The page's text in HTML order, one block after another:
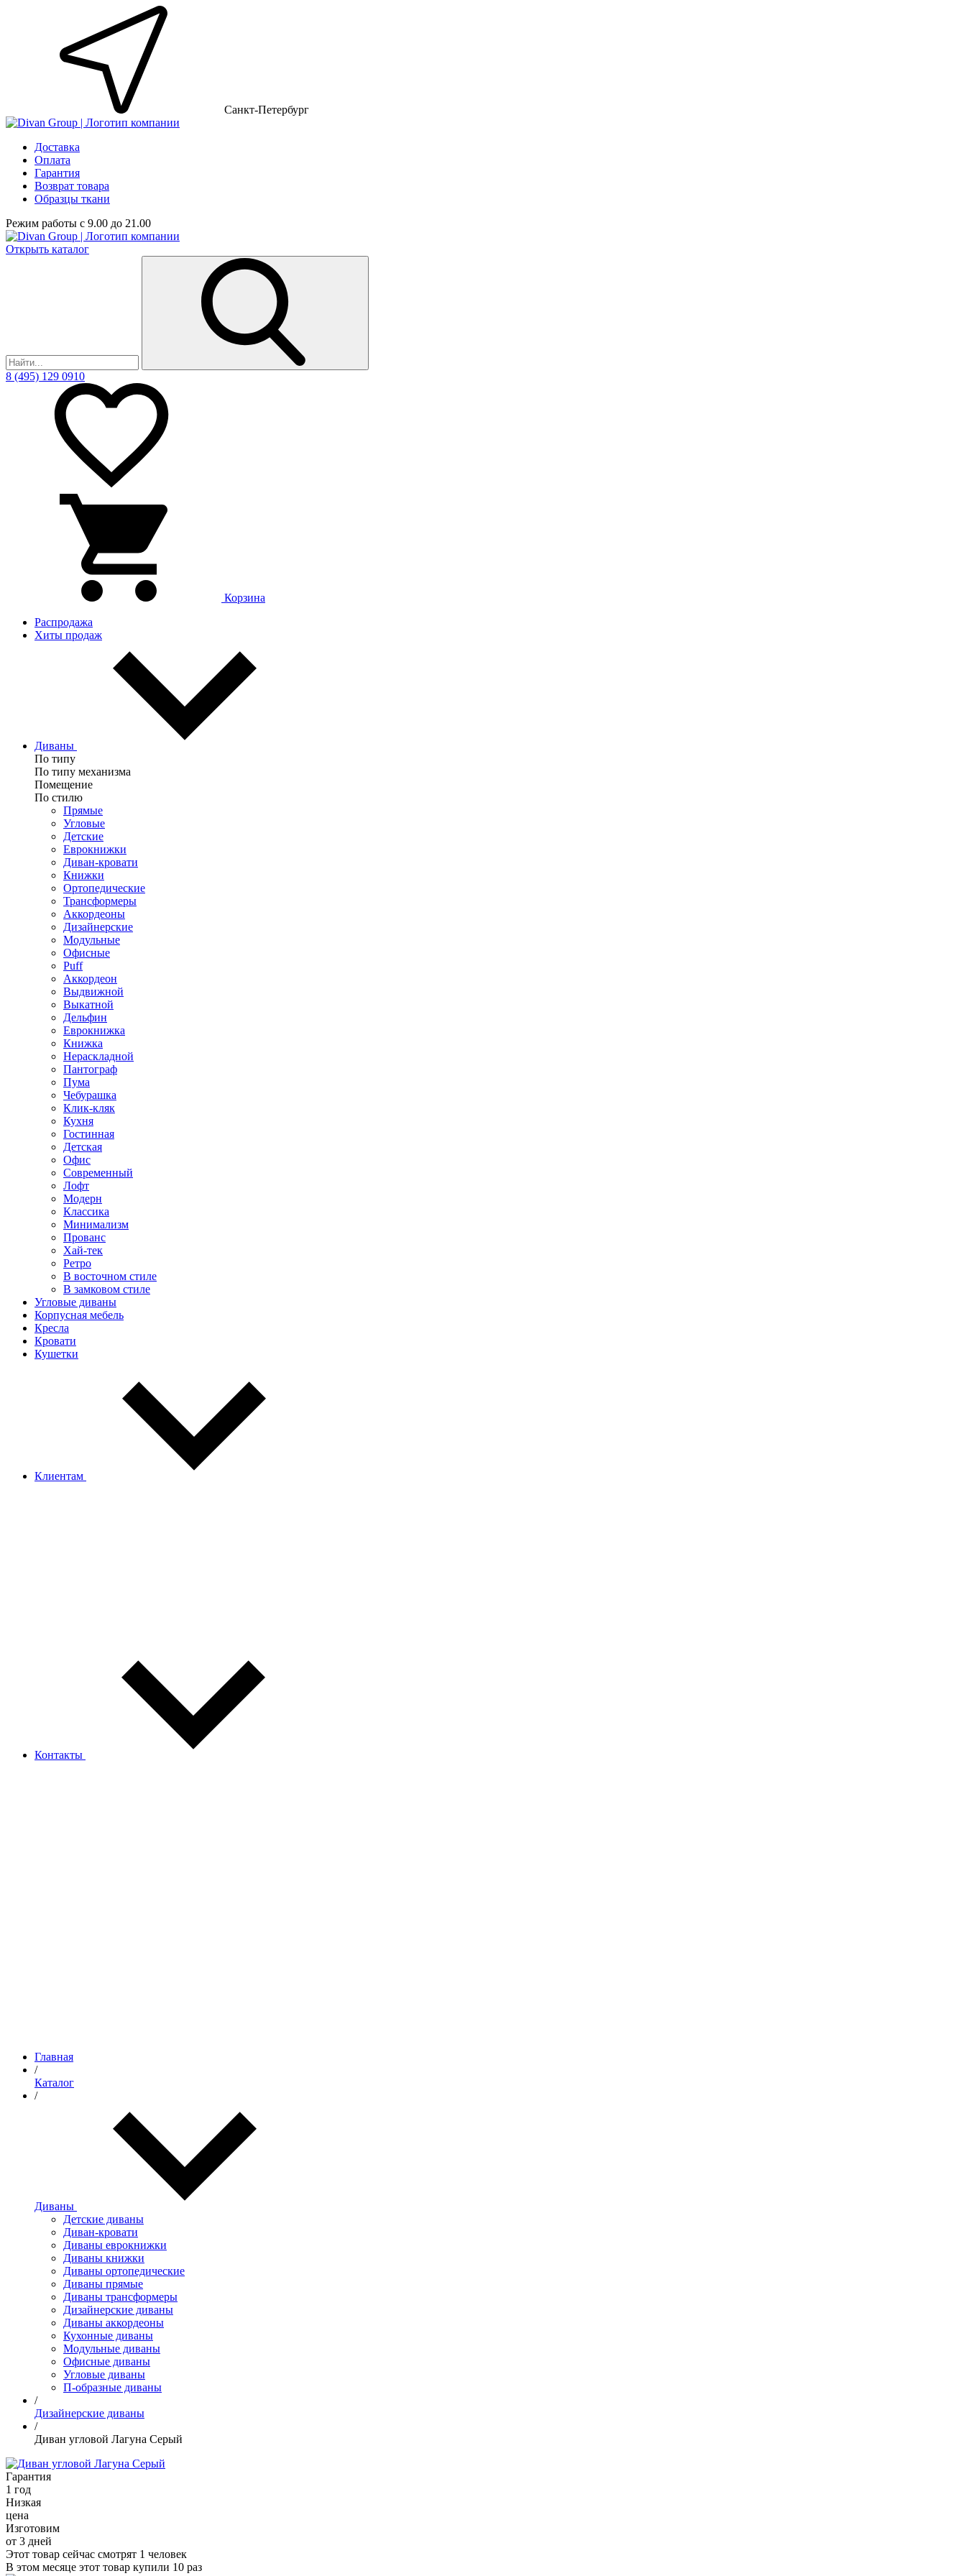
Санкт-Петербург
Доставка
Оплата
Гарантия
Возврат товара
Образцы ткани
Режим работы с 9.00 до 21.00
Открыть каталог
8 (495) 129 0910
Корзина
Распродажа
Хиты продаж
Диваны
По типу
По типу механизма
Помещение
По стилю
Прямые
Угловые
Детские
Еврокнижки
Диван-кровати
Книжки
Ортопедические
Трансформеры
Аккордеоны
Дизайнерские
Модульные
Офисные
Puff
Аккордеон
Выдвижной
Выкатной
Дельфин
Еврокнижка
Книжка
Нераскладной
Пантограф
Пума
Чебурашка
Клик-кляк
Кухня
Гостинная
Детская
Офис
Современный
Лофт
Модерн
Классика
Минимализм
Прованс
Хай-тек
Ретро
В восточном стиле
В замковом стиле
Угловые диваны
Корпусная мебель
Кресла
Кровати
Кушетки
Клиентам
Контакты
Главная
/
Каталог
/
Диваны
Детские диваны
Диван-кровати
Диваны еврокнижки
Диваны книжки
Диваны ортопедические
Диваны прямые
Диваны трансформеры
Дизайнерские диваны
Диваны аккордеоны
Кухонные диваны
Модульные диваны
Офисные диваны
Угловые диваны
П-образные диваны
/
Дизайнерские диваны
/
Диван угловой Лагуна Серый
Гарантия
1 год
Низкая
цена
Изготовим
от 3 дней
Этот товар сейчас смотрят 1 человек
В этом месяце этот товар купили 10 раз